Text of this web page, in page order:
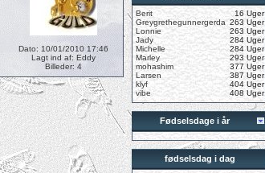
Dato: 10/01/2010 17:46
Lagt ind af: Eddy
Billeder: 4
Berit
16 Uger
Greygrethegunnergerda 263 Uger
Lonnie
263 Uger
Jady
284 Uger
Michelle
284 Uger
Marley
293 Uger
mohashim
377 Uger
Larsen
387 Uger
klyf
404 Uger
vibe
408 Uger
Fødselsdage i år
fødselsdag i dag